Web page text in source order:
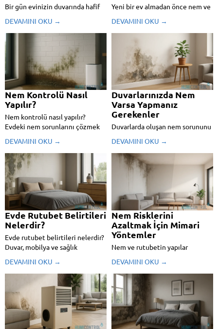
Bir gün evinizin duvarında hafif
fark ettiyseniz, çok büyük
ihtimalle yükselen nemle
tanışmışsınız demektir. Özellikle
eski binalarda sıkça karşılaşılan
bu sorun, yalnızca estetik değil,
aynı zamanda ciddi yapısal
problemlere...
DEVAMINI OKU →
Yeni bir ev almadan önce nem ve
nasıl anlarsınız? En basit tüyoları
derledik.
DEVAMINI OKU →
Nem Kontrolü Nasıl
Yapılır?
Nem kontrolü nasıl yapılır?
Evdeki nem sorunlarını çözmek
ECO cihazının sunduğu kalıcı
çözümleri bu içerikte keşfedin!
DEVAMINI OKU →
Duvarlarınızda Nem
Varsa Yapmanız
Gerekenler
Duvarlarda oluşan nem sorununu
nasıl yapar, kalıcı çözüme nasıl
ulaşırsınız? Tüm detaylar bu
rehberde!
DEVAMINI OKU →
Evde Rutubet Belirtileri
Nelerdir?
Evde rutubet belirtileri nelerdir?
Duvar, mobilya ve sağlık
çözüm için etkili yöntemleri ve
Mursec ECO cihazını keşfedin.
DEVAMINI OKU →
Nem Risklerini
Azaltmak İçin Mimari
Yöntemler
Nem ve rutubetin yapılar
mimari çözümler neler?
Profesyonel önerilerle evinizde
sağlıklı yaşam alanları oluşturun.
DEVAMINI OKU →